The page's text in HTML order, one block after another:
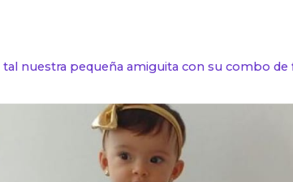
tal nuestra pequeña amiguita con su combo